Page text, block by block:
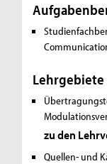
Lehrgebiete
zu den
Quellen- und